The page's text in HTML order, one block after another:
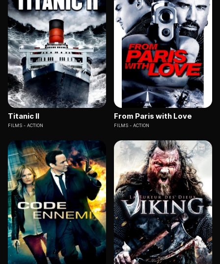
Titanic II
FILMS ACTION
From Paris with Love
FILMS ACTION